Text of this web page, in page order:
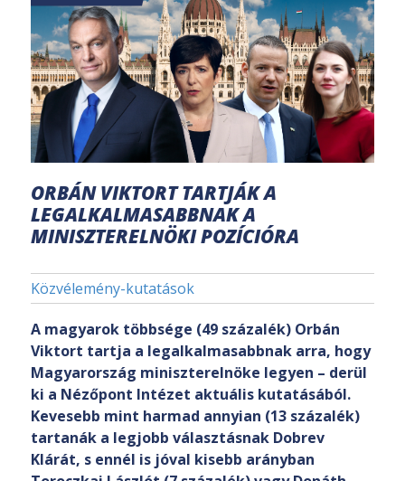
ORBÁN VIKTORT TARTJÁK A
LEGALKALMASABBNAK A
MINISZTERELNÖKI POZÍCIÓRA
Közvélemény-kutatások
A magyarok többsége (49 százalék) Orbán
Viktort tartja a legalkalmasabbnak arra, hogy
Magyarország miniszterelnöke legyen – derül
ki a Nézőpont Intézet aktuális kutatásából.
Kevesebb mint harmad annyian (13 százalék)
tartanák a legjobb választásnak Dobrev
Klárát, s ennél is jóval kisebb arányban